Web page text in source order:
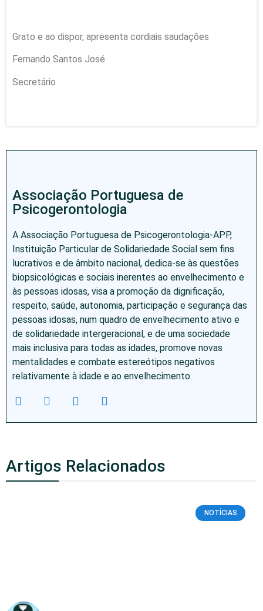
Grato e ao dispor, apresenta cordiais saudações
Fernando Santos José
Secretário
Associação Portuguesa de
Psicogerontologia
A Associação Portuguesa de Psicogerontologia-APP,
Instituição Particular de Solidariedade Social sem fins
lucrativos e de âmbito nacional, dedica-se às questões
biopsicológicas e sociais inerentes ao envelhecimento e
às pessoas idosas, visa a promoção da dignificação,
respeito, saúde, autonomia, participação e segurança das
pessoas idosas, num quadro de envelhecimento ativo e
de solidariedade intergeracional, e de uma sociedade
mais inclusiva para todas as idades, promove novas
mentalidades e combate estereótipos negativos
relativamente à idade e ao envelhecimento.
Artigos Relacionados
NOTÍCIAS